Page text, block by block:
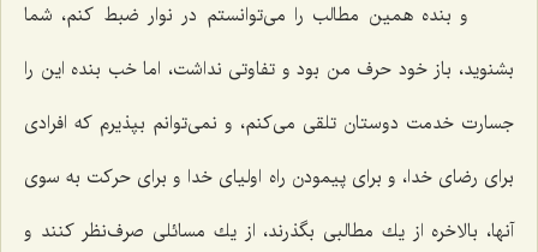
و بنده همین مطالب را می‌توانستم در نوار ضبط كنم، شما
بشنوید، باز خود حرف من بود و تفاوتی نداشت، اما خب بنده این را
جسارت خدمت دوستان تلقی می‌كنم، و نمی‌توانم بپذیرم كه افرادی
برای رضای خدا، و برای پیمودن راه اولیای خدا و برای حركت به سوی
آنها، بالاخره از یك مطالبی بگذرند، از یك مسائلی صرف‌نظر كنند و